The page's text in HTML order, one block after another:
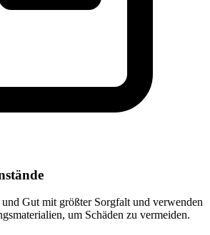
Gut mit größter Sorgfalt und verwenden
um Schäden zu vermeiden.